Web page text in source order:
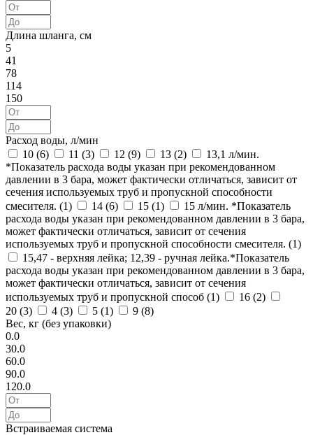
Длина шланга, см
5
41
78
114
150
Расход воды, л/мин
10 (6) 11 (3) 12 (9) 13 (2)
13,1 л/мин.
*Показатель расхода воды указан при рекомендованном
давлении в 3 бара, может фактически отличаться, зависит от
сечения используемых труб и пропускной способности
смесителя. (1) 14 (6) 15 (1)
15 л/мин. *Показатель
расхода воды указан при рекомендованном давлении в 3 бара,
может фактически отличаться, зависит от сечения
используемых труб и пропускной способности смесителя. (1)
15,47 - верхняя лейка; 12,39 - ручная лейка.*Показатель
расхода воды указан при рекомендованном давлении в 3 бара,
может фактически отличаться, зависит от сечения
используемых труб и пропускной способ (1) 16 (2)
20 (3) 4 (3) 5 (1) 9 (8)
Вес, кг (без упаковки)
0.0
30.0
60.0
90.0
120.0
Встраиваемая система